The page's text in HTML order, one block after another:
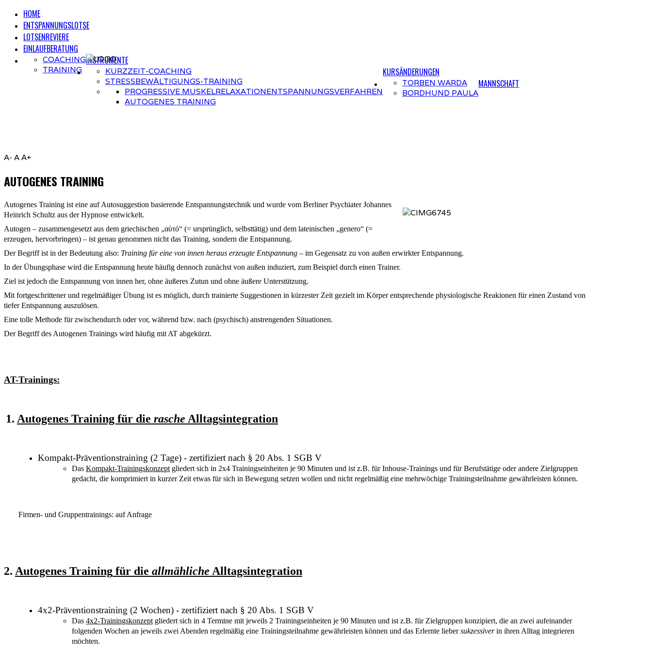
HOME
ENTSPANNUNGSLOTSE
LOTSENREVIERE
EINLAUFBERATUNG
INSTRUMENTE
COACHING
TRAINING
KURSÄNDERUNGEN
KURZZEIT-COACHING
STRESSBEWÄLTIGUNGS-TRAINING
ENTSPANNUNGSVERFAHREN
PROGRESSIVE MUSKELRELAXATION
AUTOGENES TRAINING
MANNSCHAFT
TORBEN WARDA
BORDHUND PAULA
A- AA+
AUTOGENES TRAINING
Autogenes Training ist eine auf Autosuggestion basierende Entspannungstechnik und wurde vom Berliner Psychiater Johannes
Heinrich Schultz aus der Hypnose entwickelt.
Autogen – zusammengesetzt aus dem griechischen „αὐτό“ (= ursprünglich, selbsttätig) und dem lateinischen „genero“ (=
erzeugen, hervorbringen) – ist genau genommen nicht das Training, sondern die Entspannung.
Der Begriff ist in der Bedeutung also: Training für eine von innen heraus erzeugte Entspannung – im Gegensatz zu von außen erwirkter Entspannung.
In der Übungsphase wird die Entspannung heute häufig dennoch zunächst von außen induziert, zum Beispiel durch einen Trainer.
Ziel ist jedoch die Entspannung von innen her, ohne äußeres Zutun und ohne äußere Unterstützung.
Mit fortgeschrittener und regelmäßiger Übung ist es möglich, durch trainierte Suggestionen in kürzester Zeit gezielt im Körperentsprechende physiologische Reakionen für einen Zustand von
tiefer Entspannung auszulösen.
Eine tolle Methode für zwischendurch oder vor, während bzw. nach (psychisch) anstrengenden Situationen.
Der Begriff des Autogenen Trainings wird häufig mit AT abgekürzt.
AT-Trainings:
1. Autogenes Training für die rasche Alltagsintegration
Kompakt-Präventionstraining (2 Tage) - zertifiziert nach § 20 Abs. 1 SGB V
Das Kompakt-Trainingskonzept gliedert sich in 2x4 Trainingseinheiten je 90 Minuten und ist z.B. für Inhouse-Trainings und fürBerufstätige oder andere Zielgruppen
gedacht, die komprimiert in kurzer Zeit etwas für sich in Bewegung setzen wollen und nicht regelmäßig eine mehrwöchige Trainingsteilnahme gewährleisten können.
Firmen- und Gruppentrainings: auf Anfrage
2. Autogenes Training für die allmähliche Alltagsintegration
4x2-Präventionstraining (2 Wochen) - zertifiziert nach § 20 Abs. 1 SGB V
Das 4x2-Trainingskonzept gliedert sich in 4 Termine mit jeweils 2 Trainingseinheiten je 90 Minuten und ist z.B. für Zielgruppen konzipiert, die an zwei aufeinander
folgenden Wochen an jeweils zwei Abenden regelmäßig eine Trainingsteilnahme gewährleisten können und das Erlernte liebersukzessiverin ihren Alltag integrieren
möchten.